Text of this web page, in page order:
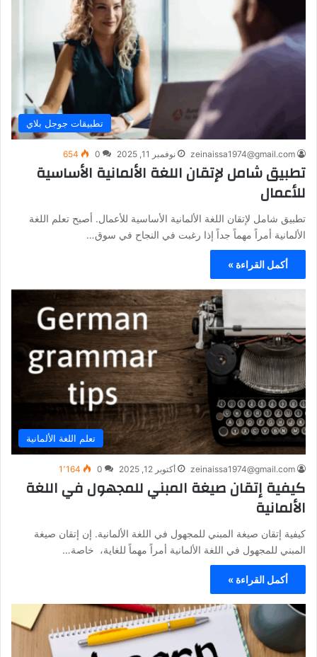
تطبيقات جوجل بلاي
zeinaissa1974@gmail.com نوفمبر 11, 2025 0
654
تطبيق شامل لإتقان اللغة الألمانية الأساسية
للأعمال
تطبيق شامل لإتقان اللغة الألمانية الأساسية للأعمال. أصبح تعلم اللغة
الألمانية أمراً مهماً جداً إذا رغبت في النجاح في سوق…
أكمل القراءة »
تعلم اللغة الألمانية
zeinaissa1974@gmail.com أكتوبر 12, 2025 0 1٬164
كيفية إتقان صيغة المبني للمجهول في اللغة
الألمانية
كيفية إتقان صيغة المبني للمجهول في اللغة الألمانية. إن إتقان صيغة
المبني للمجهول في اللغة الألمانية أمراً مهماً للغاية، خاصة…
أكمل القراءة »